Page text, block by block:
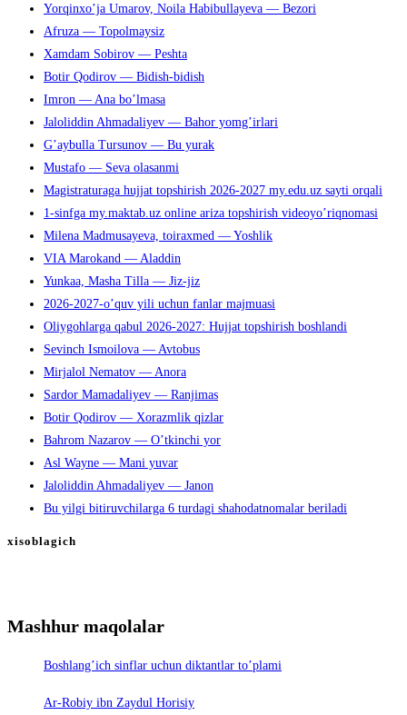
Yorqinxo’ja Umarov, Noila Habibullayeva — Bezori
Afruza — Topolmaysiz
Xamdam Sobirov — Peshta
Botir Qodirov — Bidish-bidish
Imron — Ana bo’lmasa
Jaloliddin Ahmadaliyev — Bahor yomg’irlari
G’aybulla Tursunov — Bu yurak
Mustafo — Seva olasanmi
Magistraturaga hujjat topshirish 2026-2027 my.edu.uz sayti orqali
1-sinfga my.maktab.uz online ariza topshirish videoyo’riqnomasi
Milena Madmusayeva, toiraxmed — Yoshlik
VIA Marokand — Aladdin
Yunkaa, Masha Tilla — Jiz-jiz
2026-2027-o’quv yili uchun fanlar majmuasi
Oliygohlarga qabul 2026-2027: Hujjat topshirish boshlandi
Sevinch Ismoilova — Avtobus
Mirjalol Nematov — Anora
Sardor Mamadaliyev — Ranjimas
Botir Qodirov — Xorazmlik qizlar
Bahrom Nazarov — O’tkinchi yor
Asl Wayne — Mani yuvar
Jaloliddin Ahmadaliyev — Janon
Bu yilgi bitiruvchilarga 6 turdagi shahodatnomalar beriladi
xisoblagich
Mashhur maqolalar
Boshlang’ich sinflar uchun diktantlar to’plami
Ar-Robiy ibn Zaydul Horisiy